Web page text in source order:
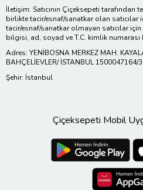
İletişim: Satıcının Çiçeksepeti
birlikte tacir/esnaf/sanatkar olan satıcılar
tacir/esnaf/sanatkar olmayan satıcılar
bilgisi, ad, soyad ve T.C. kimlik numarası
Adres: YENİBOSNA MERKEZ MAH.
BAHÇELİEVLER/ İSTANBUL 1500047164/
Şehir: İstanbul
Çiçeksepeti Mobil